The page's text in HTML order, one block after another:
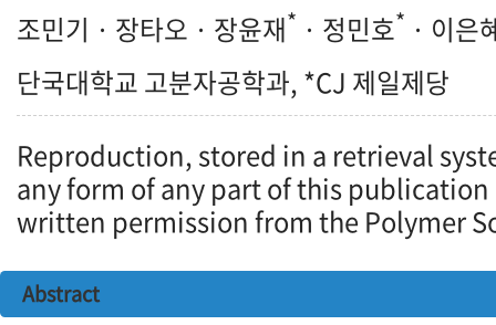
조민기 · 장타오 · 장윤재* · 정민호* · 이은
단국대학교 고분자공학과, *CJ 제일제당
Reproduction, stored in a retrieval
any form of any part of this
written permission from the Polymer
Abstract